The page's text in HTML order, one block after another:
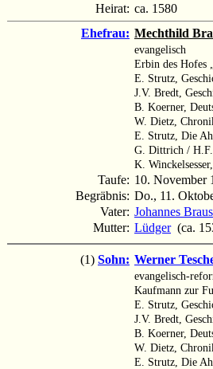
Heirat: ca. 1580
Ehefrau: Mechthild
evangelisch
Erbin des Hofes
E. Strutz,
J.V. Bredt,
B. Koerner,
W. Dietz,
E. Strutz, Die
G. Dittrich / H.F.
K.
Taufe: 10. November
Begräbnis: Do., 11.
Vater: Johannes Braus
Mutter: Lüdger(ca.
(1) Sohn: Werner
evangelisch-
Kaufmann zur
E. Strutz,
J.V. Bredt,
B. Koerner,
W. Dietz,
E. Strutz, Die